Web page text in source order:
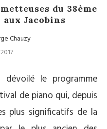
du 38ème
Jacobins
Chauzy
le programme
de piano qui, depuis
plus significatifs de la